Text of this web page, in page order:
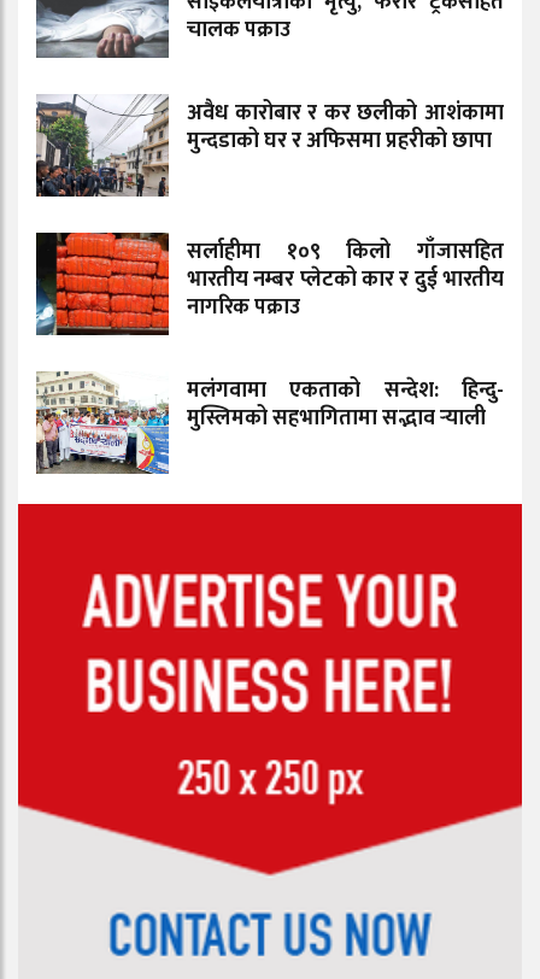
चालक पक्राउ
अवैध कारोबार र कर छलीको आशंकामा
मुन्दडाको घर र अफिसमा प्रहरीको छापा
सर्लाहीमा १०९ किलो गाँजासहित
भारतीय नम्बर प्लेटको कार र दुई भारतीय
नागरिक पक्राउ
मलंगवामा एकताको सन्देश: हिन्दु-
मुस्लिमको सहभागितामा सद्भाव र्‍याली